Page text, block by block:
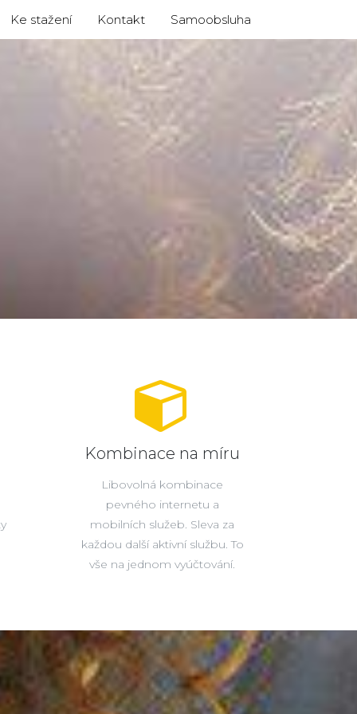
Ke stažení Kontakt Samoobsluha
Kombinace na míru
Libovolná kombinace
pevného internetu a
mobilních služeb. Sleva za
každou další aktivní službu. To
vše na jednom vyúčtování.